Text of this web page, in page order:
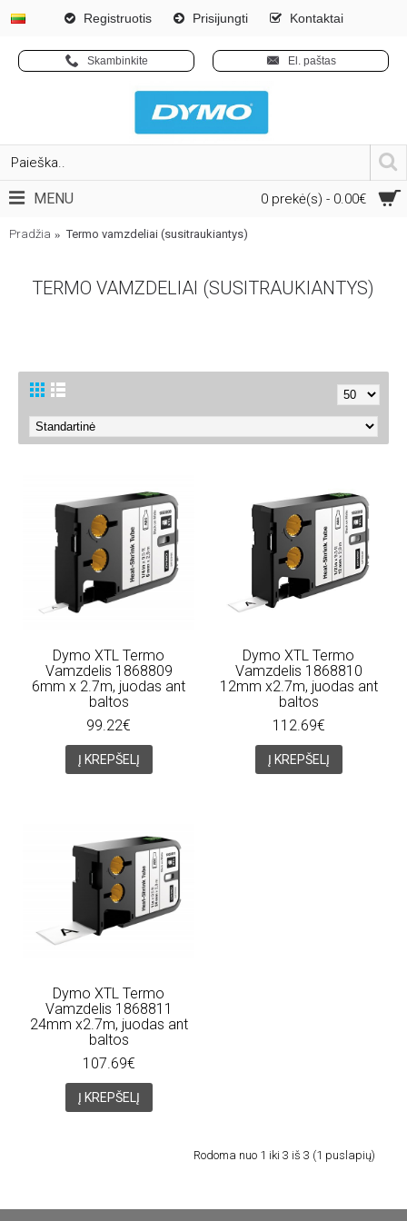
Registruotis Prisijungti Kontaktai
Skambinkite El. paštas
0 prekė(s) - 0.00€
MENU
Pradžia Termo vamzdeliai (susitraukiantys)
TERMO VAMZDELIAI (SUSITRAUKIANTYS)
Dymo XTL Termo
Vamzdelis 1868809
6mm x 2.7m, juodas ant
baltos
99.22€
Į KREPŠELĮ
Dymo XTL Termo
Vamzdelis 1868810
12mm x2.7m, juodas ant
baltos
112.69€
Į KREPŠELĮ
Dymo XTL Termo
Vamzdelis 1868811
24mm x2.7m, juodas ant
baltos
107.69€
Į KREPŠELĮ
Rodoma nuo 1 iki 3 iš 3 (1 puslapių)